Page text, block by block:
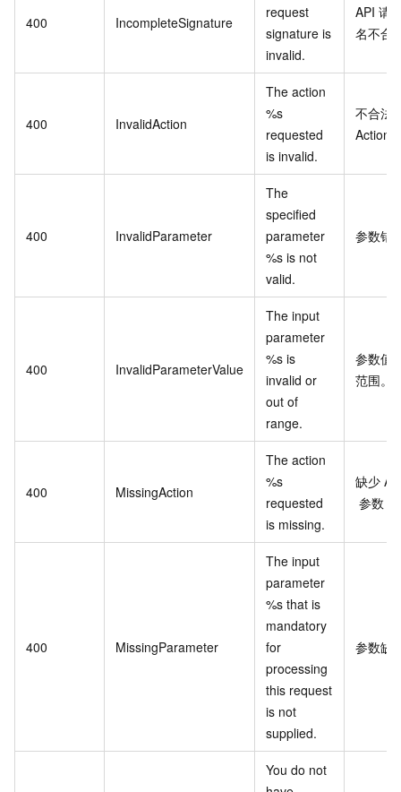
400 IncompleteSignature
request
signature is
invalid.
API 请
名不合
400 InvalidAction
The action
%s
requested
is invalid.
不合法
Action
400 InvalidParameter
The
specified
parameter
%s is not
valid.
参数错
400 InvalidParameterValue
The input
parameter
%s is
invalid or
out of
range.
参数值
范围。
400 MissingAction
The action
%s
requested
is missing.
缺少
参数
400 MissingParameter
The input
parameter
%s that is
mandatory
for
processing
this request
is not
supplied.
参数缺
You do not